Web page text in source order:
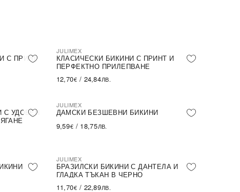
С ПРИНТ
ПОСЛЕДНА БРОЙКА
JULIMEX
КЛАСИЧЕСКИ БИКИНИ С ПРИНТ И
ПЕРФЕКТНО ПРИЛЕПВАНЕ
12,70€ / 24,84ЛВ.
С УДОБЕН
JULIMEX
ДАМСКИ БЕЗШЕВНИ БИКИНИ
9,59€ / 18,75ЛВ.
ПОСЛЕДНА БРОЙКА
JULIMEX
БРАЗИЛСКИ БИКИНИ С ДАНТЕЛА И
ГЛАДКА ТЪКАН В ЧЕРНО
11,70€ / 22,89ЛВ.